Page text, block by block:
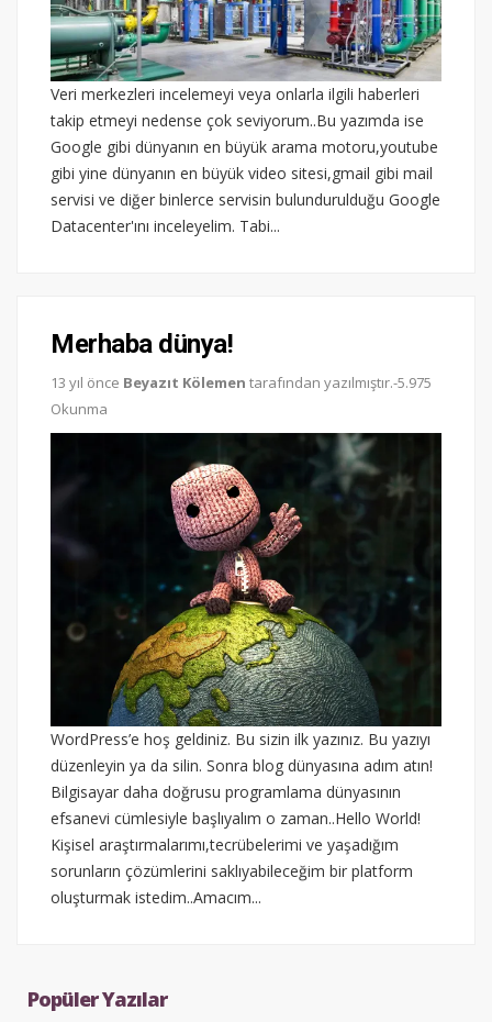
Veri merkezleri incelemeyi veya onlarla ilgili haberleri
takip etmeyi nedense çok seviyorum..Bu yazımda ise
Google gibi dünyanın en büyük arama motoru,youtube
gibi yine dünyanın en büyük video sitesi,gmail gibi mail
servisi ve diğer binlerce servisin bulundurulduğu Google
Datacenter'ını inceleyelim. Tabi...
Merhaba dünya!
13 yıl önce Beyazıt Kölemen tarafından yazılmıştır.-5.975
Okunma
WordPress’e hoş geldiniz. Bu sizin ilk yazınız. Bu yazıyı
düzenleyin ya da silin. Sonra blog dünyasına adım atın!
Bilgisayar daha doğrusu programlama dünyasının
efsanevi cümlesiyle başlıyalım o zaman..Hello World!
Kişisel araştırmalarımı,tecrübelerimi ve yaşadığım
sorunların çözümlerini saklıyabileceğim bir platform
oluşturmak istedim..Amacım...
Popüler Yazılar